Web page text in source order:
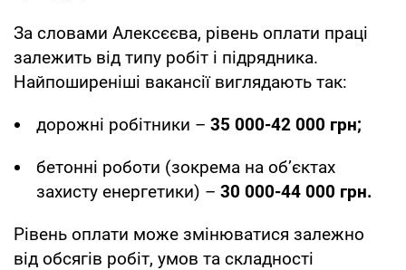
За словами Алексєєва, рівень оплати праці
залежить від типу робіт і підрядника.
Найпоширеніші вакансії виглядають так:
дорожні робітники – 35 000-42 000 грн;
бетонні роботи (зокрема на об’єктах
захисту енергетики) – 30 000-44 000 грн.
Рівень оплати може змінюватися залежно
від обсягів робіт, умов та складності